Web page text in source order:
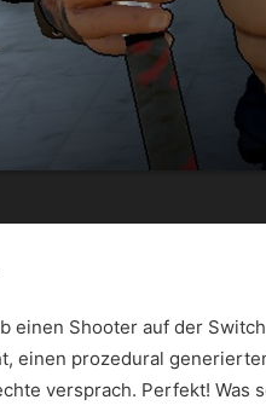
einen Shooter auf der
einen prozedural
versprach. Perfekt! Was